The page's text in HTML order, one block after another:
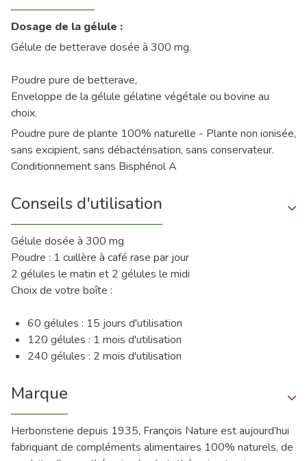
Dosage de la gélule :
Gélule de betterave dosée à 300 mg.
Poudre pure de betterave,
Enveloppe de la gélule gélatine végétale ou bovine au
choix.
Poudre pure de plante 100% naturelle - Plante non ionisée,
sans excipient, sans débactérisation, sans conservateur.
Conditionnement sans Bisphénol A
Conseils d'utilisation
Gélule dosée à 300 mg
Poudre : 1 cuillère à café rase par jour
2 gélules le matin et 2 gélules le midi
Choix de votre boîte :
60 gélules : 15 jours d'utilisation
120 gélules : 1 mois d'utilisation
240 gélules : 2 mois d'utilisation
Marque
Herboristerie depuis 1935, François Nature est aujourd’hui
fabriquant de compléments alimentaires 100% naturels, de